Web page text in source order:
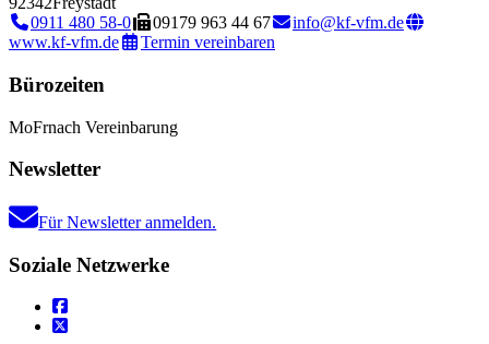
0911 480 58-0
09179 963 44 67
info@kf-vfm.de
www.kf-vfm.de
Termin vereinbaren
Bürozeiten
MoFrnach Vereinbarung
Newsletter
Für Newsletter anmelden.
Soziale Netzwerke